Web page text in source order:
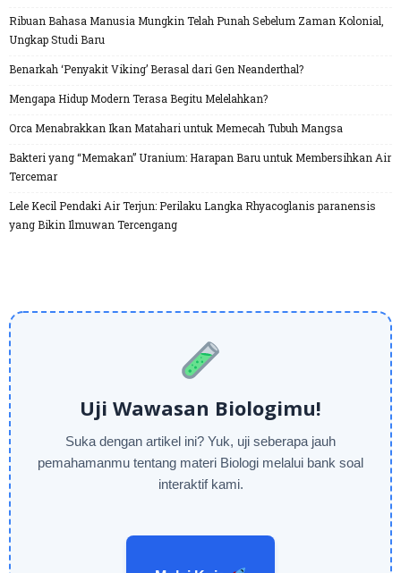
Ribuan Bahasa Manusia Mungkin Telah Punah Sebelum Zaman Kolonial,
Ungkap Studi Baru
Benarkah ‘Penyakit Viking’ Berasal dari Gen Neanderthal?
Mengapa Hidup Modern Terasa Begitu Melelahkan?
Orca Menabrakkan Ikan Matahari untuk Memecah Tubuh Mangsa
Bakteri yang “Memakan” Uranium: Harapan Baru untuk Membersihkan Air
Tercemar
Lele Kecil Pendaki Air Terjun: Perilaku Langka Rhyacoglanis paranensis
yang Bikin Ilmuwan Tercengang
Uji Wawasan Biologimu!
Suka dengan artikel ini? Yuk, uji seberapa jauh
pemahamanmu tentang materi Biologi melalui bank soal
interaktif kami.